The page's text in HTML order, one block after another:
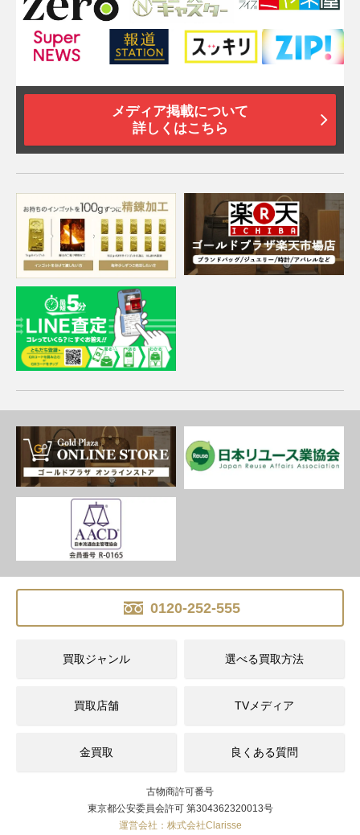
メディア掲載について
詳しくはこちら
0120-252-555
買取ジャンル 選べる買取方法
買取店舗 TVメディア
金買取 良くある質問
古物商許可番号
東京都公安委員会許可 第304362320013号
運営会社：株式会社Clarisse